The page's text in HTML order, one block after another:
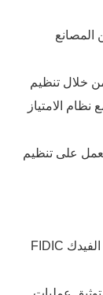
المصانع
من خلال تنظيم
الامتياز
على تنظيم
صياغة اتفاقيات الإنشاء والتطوير مثل عقود الفيدك FIDIC